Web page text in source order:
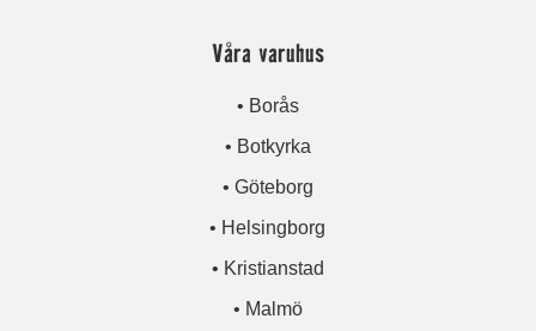
Våra varuhus
• Borås
• Botkyrka
• Göteborg
• Helsingborg
• Kristianstad
• Malmö